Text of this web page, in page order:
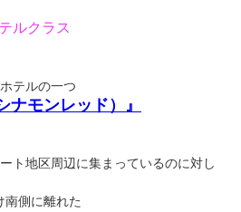
ルクラス
テルの一つ
ナモンレッド）』
ト地区周辺に集まっているのに対し
南側に離れた